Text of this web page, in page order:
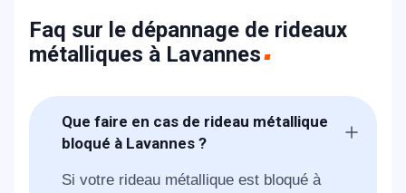
Faq sur le dépannage de rideaux
métalliques à Lavannes
Que faire en cas de rideau métallique
bloqué à Lavannes ?
Si votre rideau métallique est bloqué à